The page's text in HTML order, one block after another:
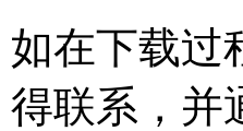
如在下载过
得联系，并